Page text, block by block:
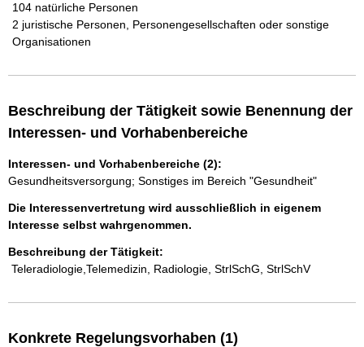
104 natürliche Personen
2 juristische Personen, Personengesellschaften oder sonstige
Organisationen
Beschreibung der Tätigkeit sowie Benennung der
Interessen- und Vorhabenbereiche
Interessen- und Vorhabenbereiche (2):
Gesundheitsversorgung; Sonstiges im Bereich "Gesundheit"
Die Interessenvertretung wird ausschließlich in eigenem
Interesse selbst wahrgenommen.
Beschreibung der Tätigkeit:
Teleradiologie,Telemedizin, Radiologie, StrlSchG, StrlSchV
Konkrete Regelungsvorhaben (1)